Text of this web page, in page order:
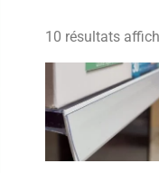
10 résultats